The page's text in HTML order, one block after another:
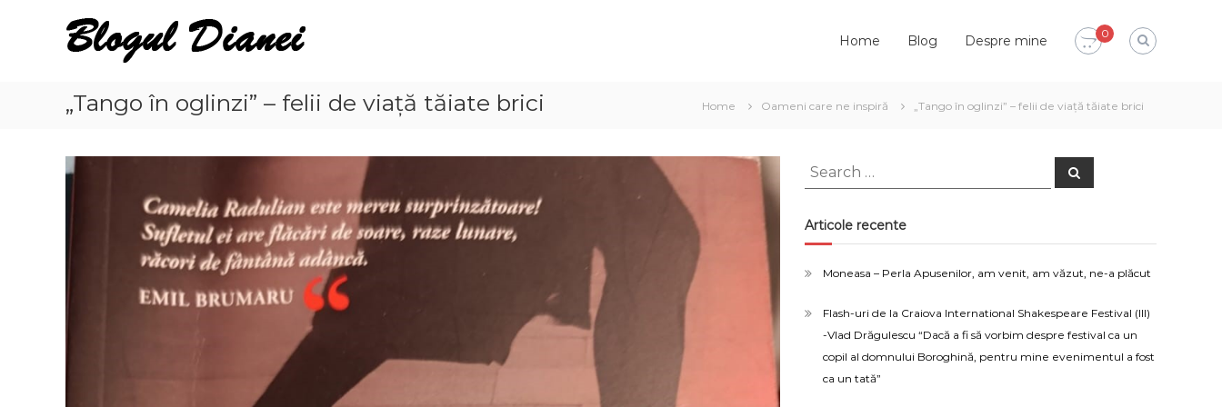
Blogul
Dianei
Blognotes
opinie,
Home Blog Despre mine 0
„Tango în oglinzi” – felii de viață tăiate brici Home Oameni care ne inspiră „Tango în oglinzi” – felii de viață tăiate brici
Search
for:
Search
Articole recente
Moneasa – Perla Apusenilor, am venit, am văzut, ne-a plăcut
Flash-uri de la Craiova International Shakespeare Festival (III)
-Vlad Drăgulescu “Dacă a fi să vorbim despre festival ca un
copil al domnului Boroghină, pentru mine evenimentul a fost
ca un tată”